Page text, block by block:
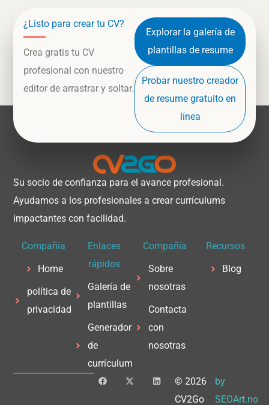
¿Listo para crear tu CV?
Crea gratis tu CV
profesional con nuestro
editor de arrastrar y soltar.
Explorar la galería de
plantillas de resume
Probar nuestro creador
de resume gratuito en
línea
Su socio de confianza para el avance profesional.
Ayudamos a los profesionales a crear currículums
impactantes con facilidad.
Compañía
Home
política de
privacidad
Enlaces
rápidos
Galería de
plantillas
Generador
de
currículum
Compañía
Sobre
nosotras
Contacta
con
nosotras
Recursos
Blog
© 2026
CV2Go
by
SEOArt.no
F
a
X
-
L
i